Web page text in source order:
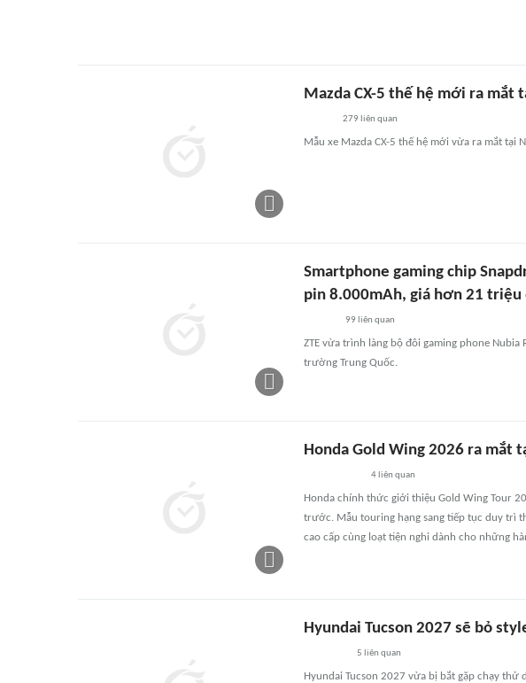
Mazda CX-5 thế hệ mới ra mắt
279 liên quan
Mẫu xe Mazda CX-5 thế hệ mới vừa ra mắt tại
Smartphone gaming chip
pin 8.000mAh, giá hơn 21 triệu
99 liên quan
ZTE vừa trình làng bộ đôi gaming phone Nubia
trường Trung Quốc.
Honda Gold Wing 2026 ra mắt
4 liên quan
Honda chính thức giới thiệu Gold Wing Tour
trước. Mẫu touring hạng sang tiếp tục duy trì
cao cấp cùng loạt tiện nghi dành cho những
Hyundai Tucson 2027 sẽ bỏ
5 liên quan
Hyundai Tucson 2027 vừa bị bắt gặp chạy thử